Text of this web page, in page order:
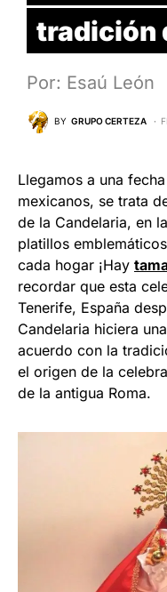
tradición
Por: Esaú León
BY GRUPO CERTEZA
Llegamos a una
mexicanos, se trata
de la Candelaria, en
platillos
cada hogar ¡Hay
recordar que esta
Tenerife, España
Candelaria hiciera
acuerdo con la
el origen de la
de la antigua Roma.